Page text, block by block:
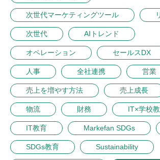
次世代マーケティングツール
次世代 AIトレンド
オペレーション セールスDX
人事 全社連携 営業
売上を増やす方法 売上成長
物流 財務 IT×学校
IT教育 Markefan SDGs
SDGs教育 Sustainability